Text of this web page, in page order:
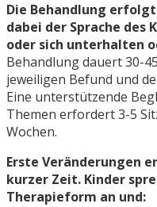
Die Behandlung
dabei der Sprache des
oder sich unterhalten
Behandlung dauert 30-
jeweiligen Befund und
Eine unterstützende
Themen erfordert 3-5
Wochen.
Erste Veränderungen
kurzer Zeit. Kinder
Therapieform an und: